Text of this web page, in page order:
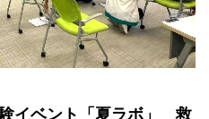
イベント「夏ラボ」 救